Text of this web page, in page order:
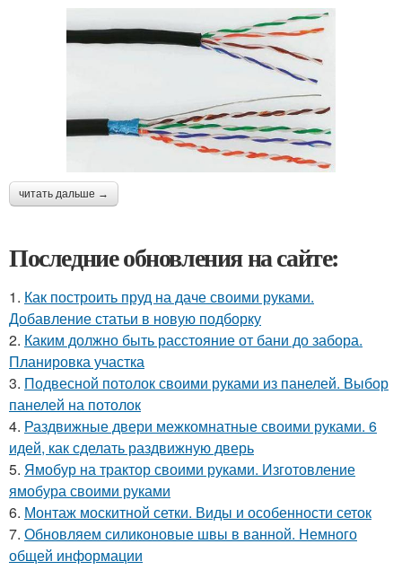
читать дальше →
Последние обновления на сайте:
1. Как построить пруд на даче своими руками.
Добавление статьи в новую подборку
2. Каким должно быть расстояние от бани до забора.
Планировка участка
3. Подвесной потолок своими руками из панелей. Выбор
панелей на потолок
4. Раздвижные двери межкомнатные своими руками. 6
идей, как сделать раздвижную дверь
5. Ямобур на трактор своими руками. Изготовление
ямобура своими руками
6. Монтаж москитной сетки. Виды и особенности сеток
7. Обновляем силиконовые швы в ванной. Немного
общей информации